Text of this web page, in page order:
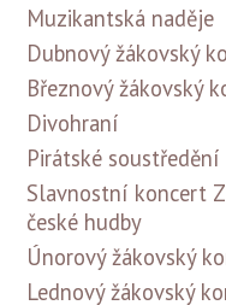
Muzikantská naděje
Dubnový žákovský
Březnový žákovský
Divohraní
Pirátské soustředění
Slavnostní koncert
české hudby
Únorový žákovský
Lednový žákovský